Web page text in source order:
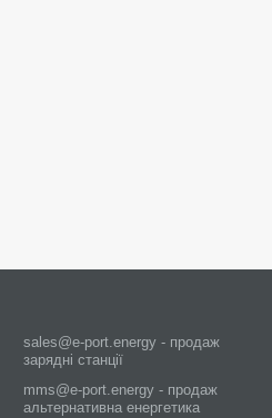
sales@e-port.energy - продаж
зарядні станції
mms@e-port.energy - продаж
альтернативна енергетика